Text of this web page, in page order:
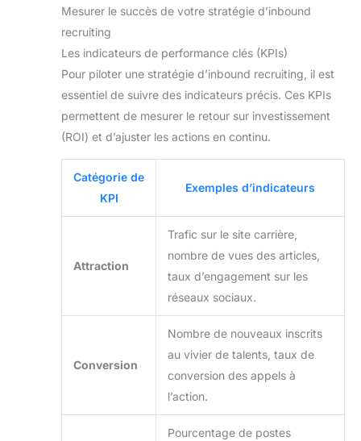
Mesurer le succès de votre stratégie d’inbound
recruiting
Les indicateurs de performance clés (KPIs)
Pour piloter une stratégie d’inbound recruiting, il est
essentiel de suivre des indicateurs précis. Ces KPIs
permettent de mesurer le retour sur investissement
(ROI) et d’ajuster les actions en continu.
Catégorie de
KPI
Exemples d’indicateurs
Attraction
Trafic sur le site carrière,
nombre de vues des articles,
taux d’engagement sur les
réseaux sociaux.
Conversion
Nombre de nouveaux inscrits
au vivier de talents, taux de
conversion des appels à
l’action.
Pourcentage de postes